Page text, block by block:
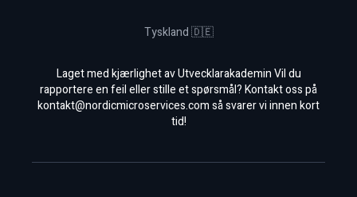
Tyskland 🇩🇪
Laget med kjærlighet av Utvecklarakademin Vil du
rapportere en feil eller stille et spørsmål? Kontakt oss på
kontakt@nordicmicroservices.comså svarer vi innen kort
tid!